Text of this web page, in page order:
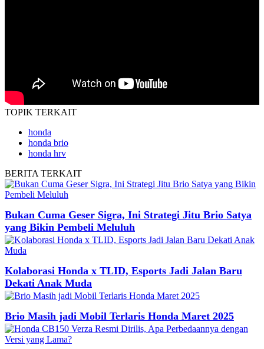
TOPIK TERKAIT
honda
honda brio
honda hrv
BERITA TERKAIT
Bukan Cuma Geser Sigra, Ini Strategi Jitu Brio Satya
yang Bikin Pembeli Meluluh
Kolaborasi Honda x TLID, Esports Jadi Jalan Baru
Dekati Anak Muda
Brio Masih jadi Mobil Terlaris Honda Maret 2025